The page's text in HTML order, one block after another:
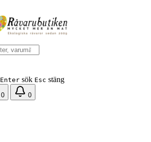
Enter sök Esc stäng
0 0